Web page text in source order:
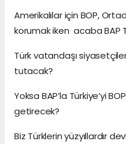
Amerikalılar için BOP,
korumak iken acaba BAP
Türk vatandaşı siyasetçiler
tutacak?
Yoksa BAP’la Türkiye’yi
getirecek?
Biz Türklerin yüzyıllardır